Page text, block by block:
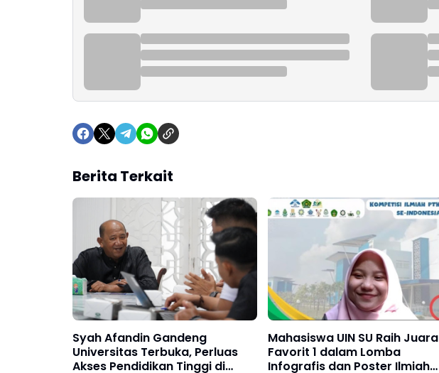
Berita Terkait
Syah Afandin Gandeng
Universitas Terbuka, Perluas
Akses Pendidikan Tinggi di
Mahasiswa UIN SU Raih Juara
Favorit 1 dalam Lomba
Infografis dan Poster Ilmiah